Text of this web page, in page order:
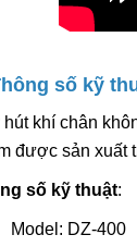
số kỹ
hút khí chân
được sản xuất
số kỹ thuật:
Model: DZ-400